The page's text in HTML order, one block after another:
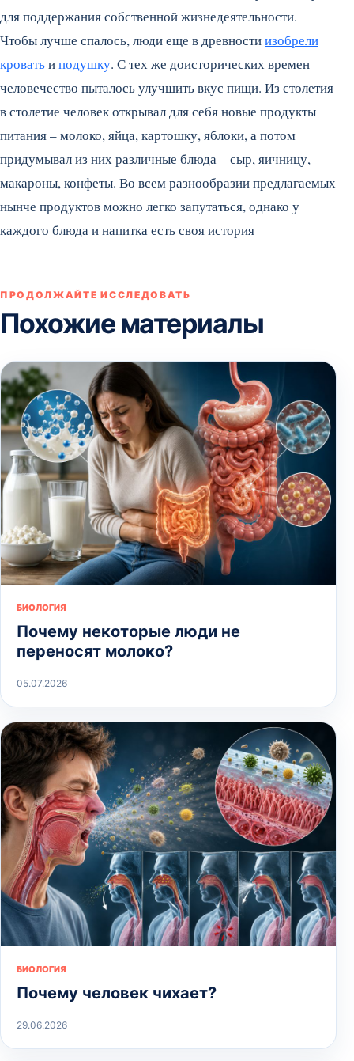
для поддержания собственной жизнедеятельности.
Чтобы лучше спалось, люди еще в древностиизобрели
кроватьиподушку. С тех же доисторических времен
человечество пыталось улучшить вкус пищи. Из столетия
в столетие человек открывал для себя новые продукты
питания – молоко, яйца, картошку, яблоки, а потом
придумывал из них различные блюда – сыр, яичницу,
макароны, конфеты. Во всем разнообразии предлагаемых
нынче продуктов можно легко запутаться, однако у
каждого блюда и напитка есть своя история
ПРОДОЛЖАЙТЕ ИССЛЕДОВАТЬ
Похожие материалы
БИОЛОГИЯ
Почему некоторые люди не
переносят молоко?
05.07.2026
БИОЛОГИЯ
Почему человек чихает?
29.06.2026